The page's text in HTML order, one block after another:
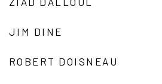
JIM DINE
ROBERT DOISNEAU